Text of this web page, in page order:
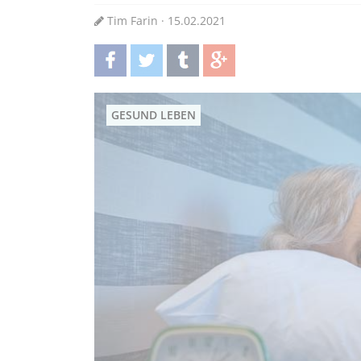
Tim Farin · 15.02.2021
teilentwittern teilen teilen
GESUND LEBEN